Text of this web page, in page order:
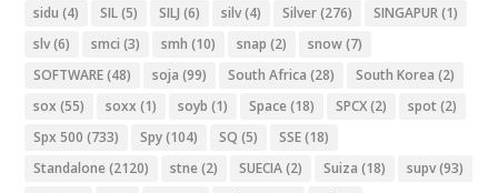
sidu (4) SIL(5) SILJ (6) silv(4) Silver(276) SINGAPUR(1)
slv(6) smci (3) smh (10) snap (2) snow(7)
SOFTWARE(48) soja (99) South Africa (28) South Korea (2)
sox (55) soxx (1) soyb (1) Space (18) SPCX(2) spot (2)
Spx 500 (733) Spy(104) SQ (5) SSE(18)
Standalone (2120) stne (2) SUECIA(2) Suiza (18) supv(93)